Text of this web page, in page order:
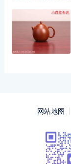
网站地图